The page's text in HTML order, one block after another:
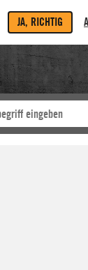
JA, RICHTIG